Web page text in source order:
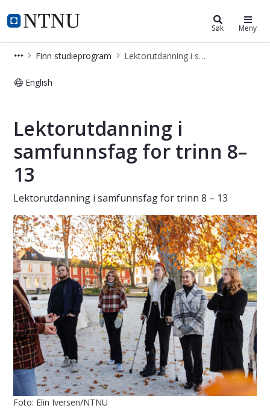
NTNU Hjemmeside
Lektorutdanning i samfunnsfag
Søk Meny
Finn studieprogram Lektorutdanning i samfunnsfag for trinn 8 – 13
English
Lektorutdanning i
samfunnsfag for trinn 8–
13
Lektorutdanning i samfunnsfag for trinn 8 – 13
Foto: Elin Iversen/NTNU